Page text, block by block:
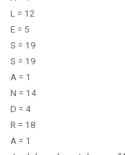
L = 12
E = 5
S = 19
S = 19
A = 1
N = 14
D = 4
R = 18
A = 1